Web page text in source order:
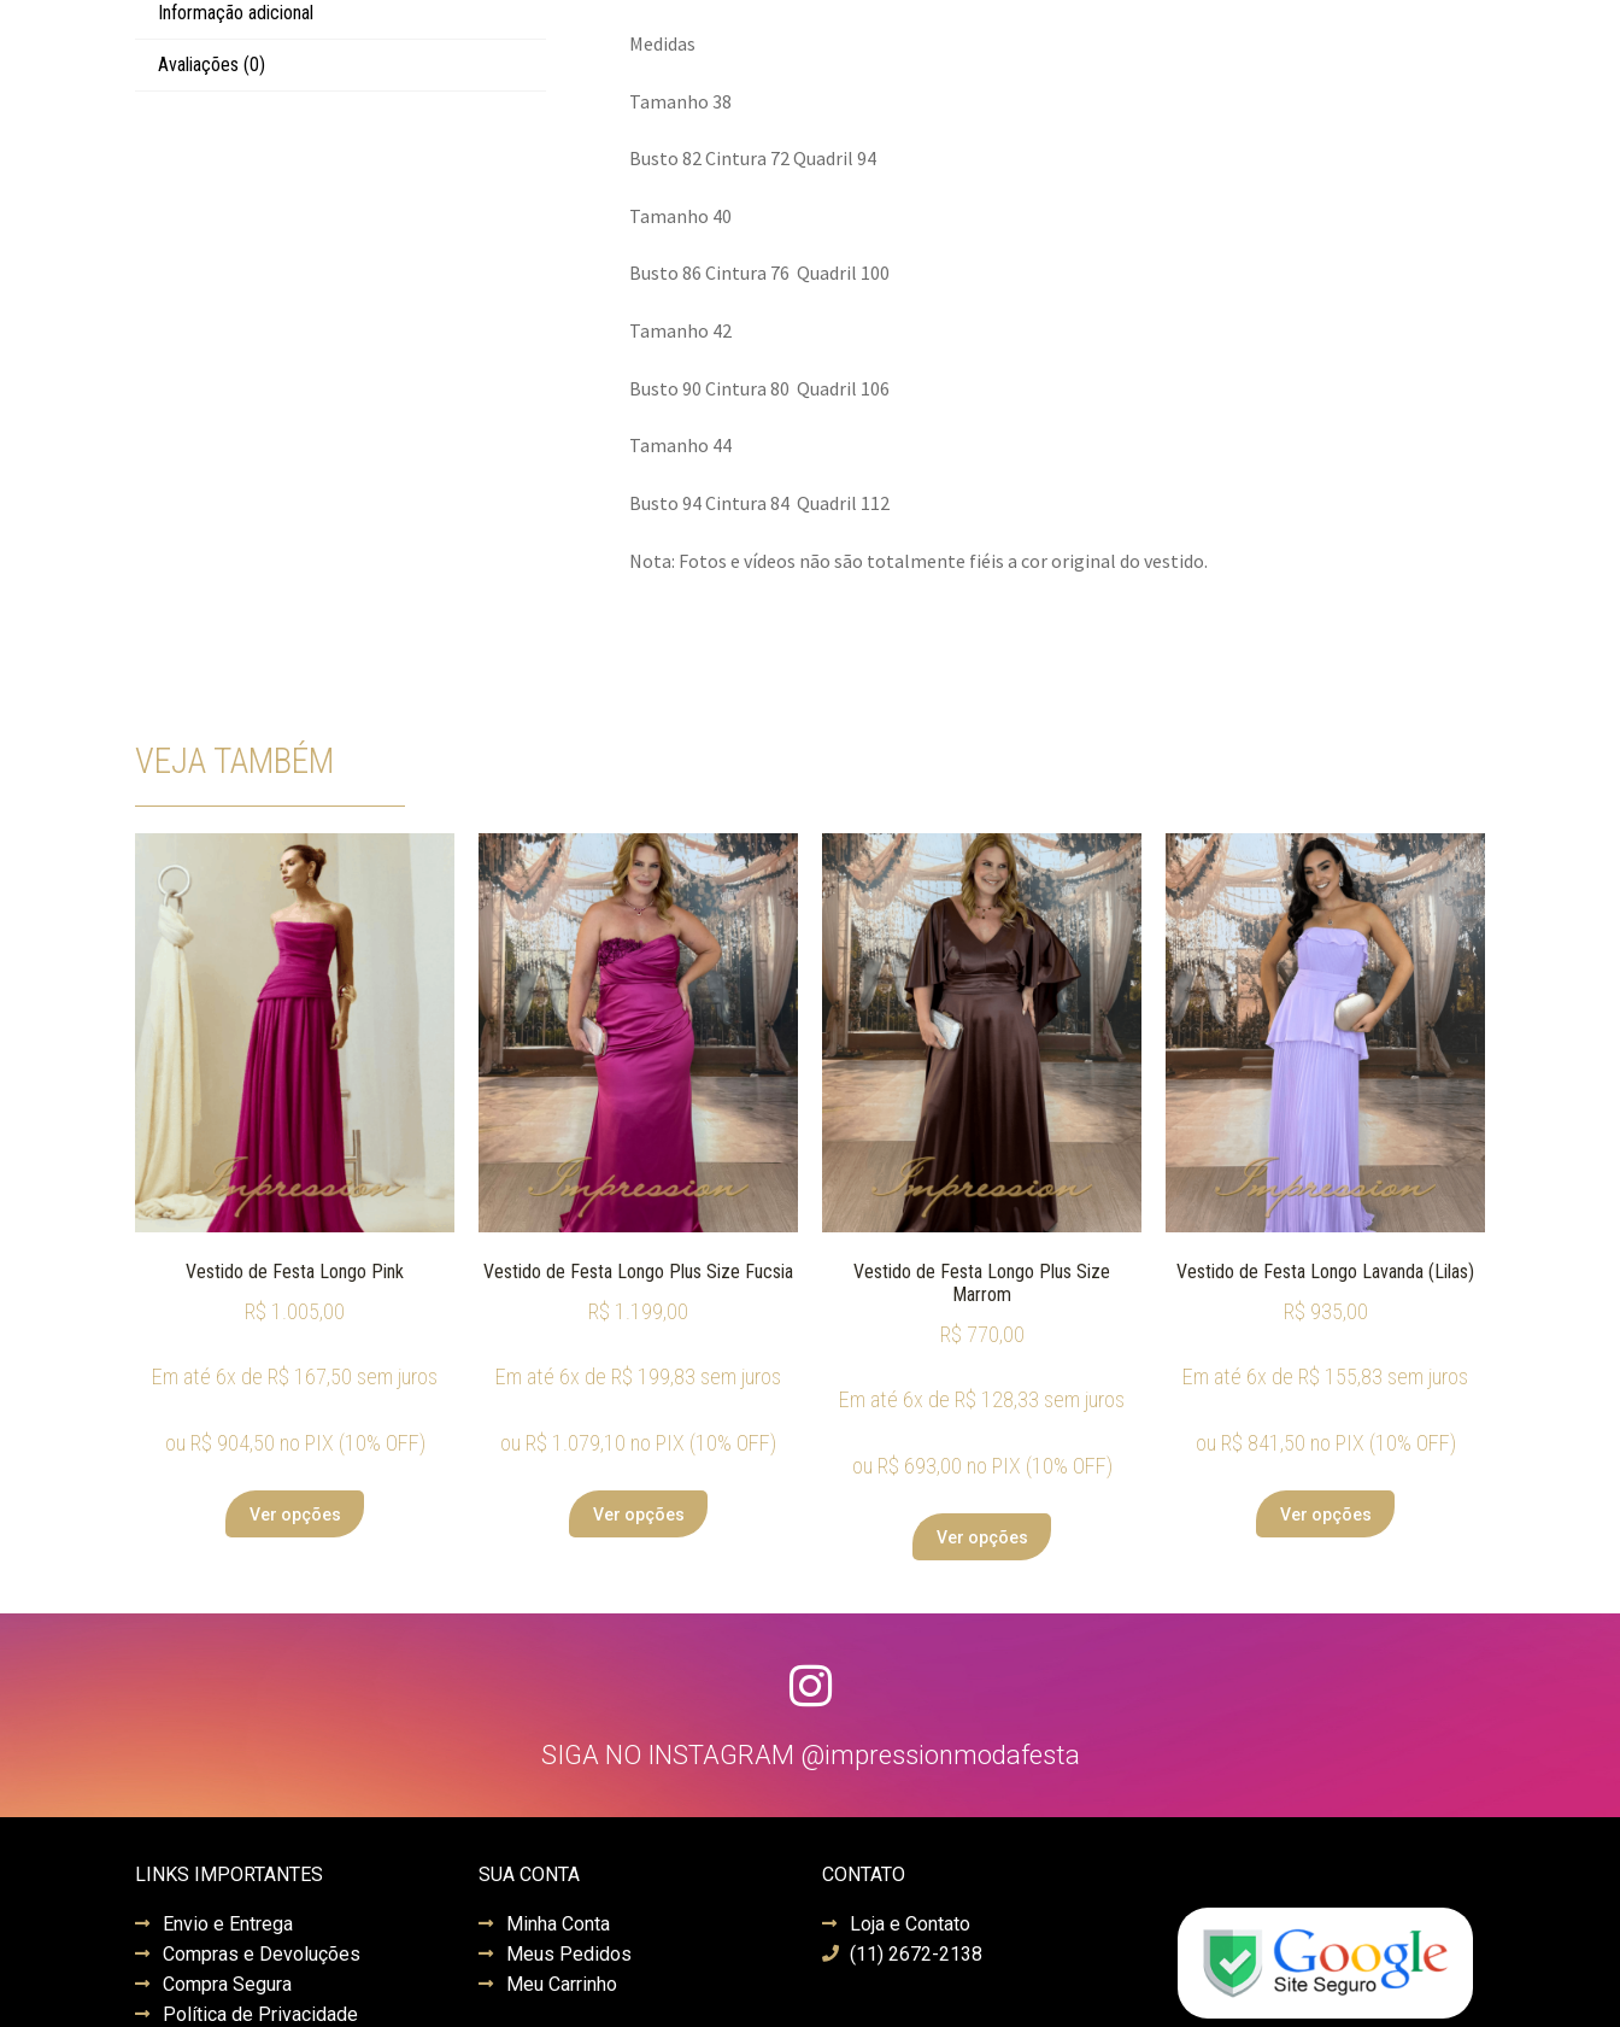
Informação adicional
Avaliações (0)
Medidas
Tamanho 38
Busto 82 Cintura 72 Quadril 94
Tamanho 40
Busto 86 Cintura 76 Quadril 100
Tamanho 42
Busto 90 Cintura 80 Quadril 106
Tamanho 44
Busto 94 Cintura 84 Quadril 112
Nota: Fotos e vídeos não são totalmente fiéis a cor original do vestido.
VEJA TAMBÉM
Vestido de Festa Longo Pink
R$ 1.005,00
Em até 6x de R$ 167,50 sem juros
ou R$ 904,50 no PIX (10% OFF)
Ver opções
Vestido de Festa Longo Plus Size Fucsia
R$ 1.199,00
Em até 6x de R$ 199,83 sem juros
ou R$ 1.079,10 no PIX (10% OFF)
Ver opções
Vestido de Festa Longo Plus Size
Marrom
R$ 770,00
Em até 6x de R$ 128,33 sem juros
ou R$ 693,00 no PIX (10% OFF)
Ver opções
Vestido de Festa Longo Lavanda (Lilas)
R$ 935,00
Em até 6x de R$ 155,83 sem juros
ou R$ 841,50 no PIX (10% OFF)
Ver opções
SIGA NO INSTAGRAM @impressionmodafesta
LINKS IMPORTANTES
Envio e Entrega
Compras e Devoluções
Compra Segura
Política de Privacidade
SUA CONTA
Minha Conta
Meus Pedidos
Meu Carrinho
CONTATO
Loja e Contato
(11) 2672-2138